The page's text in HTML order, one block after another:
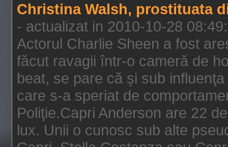
Christina Walsh, prostituata
- actualizat in 2010-10-28
Actorul Charlie Sheen a fost
făcut ravagii într-o cameră de
beat, se pare că şi sub
care s-a speriat de
Poliţie.Capri Anderson are 22
lux. Unii o cunosc sub alte